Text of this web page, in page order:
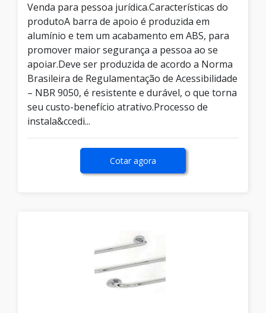
Venda para pessoa jurídica.Características do
produtoA barra de apoio é produzida em
alumínio e tem um acabamento em ABS, para
promover maior segurança a pessoa ao se
apoiar.Deve ser produzida de acordo a Norma
Brasileira de Regulamentação de Acessibilidade
– NBR 9050, é resistente e durável, o que torna
seu custo-benefício atrativo.Processo de
instala&ccedi...
Cotar agora